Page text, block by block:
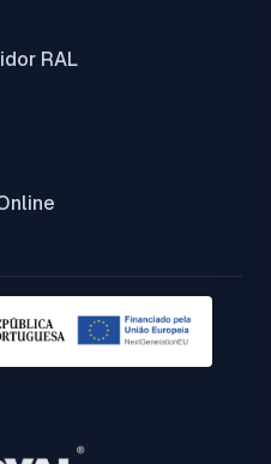
RAL